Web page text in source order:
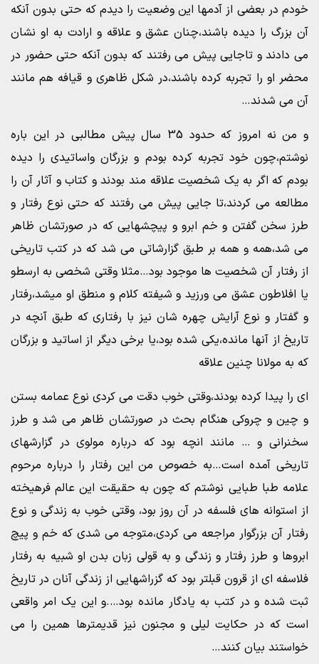
خودم در بعضی از آدمها این وضعیت را دیدم که حتی بدون آنکه
آن بزرگ را دیده باشند،چنان عشق و علاقه و ارادت به او نشان
می دادند و تاجایی پیش می رفتند که بدون آنکه حتی حضور در
محضر او را تجربه کرده باشند،در شکل ظاهری و قیافه هم مانند
آن می شدند…
و من نه امروز که حدود 35 سال پیش مطالبی در این باره
نوشتم،چون خود تجربه کرده بودم و بزرگان واساتیدی را دیده
بودم که اگر به یک شخصیت علاقه مند بودند و کتاب و آثار آن را
مطالعه می کردند،تا جایی پیش می رفتند که حتی نوع رفتار و
طرز سخن گفتن و خم ابرو و پیچشهایی که در صورتشان ظاهر
می شد،همه و همه بر طبق گزارشاتی می شد که در کتب تاریخی
از رفتار آن شخصیت ها موجود بود…مثلا وقتی شخصی به ارسطو
یا افلاطون عشق می ورزید و شیفته کلام و منطق او میشد،رفتار
و گفتار و نوع آرایش چهره شان نیز با رفتاری که طبق آنچه در
تاریخ از آنها مانده،یکی شده بود،یا برخی دیگر از اساتید و بزرگان
که به مولانا چنین علاقه
ای را پیدا کرده بودند،وقتی خوب دقت می کردی نوع عمامه بستن
و چین و چروکی هنگام بحث در صورتشان ظاهر می شد و طرز
سخنرانی و … مانند انچه بود که درباره مولوی در گزارشهای
تاریخی آمده است…به خصوص من این رفتار را درباره مرحوم
علامه طبا طبایی نوشتم که چون به حقیقت این عالم فرهیخته
از استوانه های فلسفه در آن روز بود، وقتی خوب به زندگی و نوع
رفتار آن بزرگوار مراجعه می کردی،متوجه می شدی که خم و پیچ
ابروها و طرز رفتار و زندگی و به قولی زبان بدن او شبیه به رفتار
فلاسفه ای از قرون قبلتر بود که گزراشهایی از زندگی آنان در تاریخ
ثبت شده و در کتب به یادگار مانده بود….و این یک امر واقعی
است که در حکایت لیلی و مجنون نیز قدیمترها همین را می
خواستند بیان کنند…